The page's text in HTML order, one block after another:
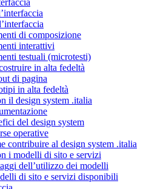
di composizione
interattivi
testuali (microtesti)
in alta fedeltà
di pagina
in alta fedeltà
il design system .italia
del design system
operative
contribuire al design system .italia
i modelli di sito e servizi
dell’utilizzo dei modelli
di sito e servizi disponibili